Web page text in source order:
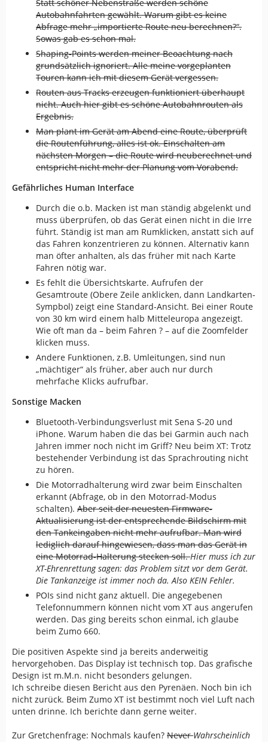
Statt schöner Nebenstraße werden schöne
Autobahnfahrten gewählt. Warum gibt es keine
Abfrage mehr „importierte Route neu berechnen?“.
Sowas gab es schon mal.
Shaping-Points werden meiner Beoachtung nach
grundsätzlich ignoriert. Alle meine vorgeplanten
Touren kann ich mit diesem Gerät vergessen.
Routen aus Tracks erzeugen funktioniert überhaupt
nicht. Auch hier gibt es schöne Autobahnrouten als
Ergebnis.
Man plant im Gerät am Abend eine Route, überprüft
die Routenführung, alles ist ok. Einschalten am
nächsten Morgen – die Route wird neuberechnet und
entspricht nicht mehr der Planung vom Vorabend.
Gefährliches Human Interface
Durch die o.b. Macken ist man ständig abgelenkt und
muss überprüfen, ob das Gerät einen nicht in die Irre
führt. Ständig ist man am Rumklicken, anstatt sich auf
das Fahren konzentrieren zu können. Alternativ kann
man öfter anhalten, als das früher mit nach Karte
Fahren nötig war.
Es fehlt die Übersichtskarte. Aufrufen der
Gesamtroute (Obere Zeile anklicken, dann Landkarten-
Sympbol) zeigt eine Standard-Ansicht. Bei einer Route
von 30 km wird einem halb Mitteleuropa angezeigt.
Wie oft man da – beim Fahren ? – auf die Zoomfelder
klicken muss.
Andere Funktionen, z.B. Umleitungen, sind nun
„mächtiger“ als früher, aber auch nur durch
mehrfache Klicks aufrufbar.
Sonstige Macken
Bluetooth-Verbindungsverlust mit Sena S-20 und
iPhone. Warum haben die das bei Garmin auch nach
Jahren immer noch nicht im Griff? Neu beim XT: Trotz
bestehender Verbindung ist das Sprachrouting nicht
zu hören.
Die Motorradhalterung wird zwar beim Einschalten
erkannt (Abfrage, ob in den Motorrad-Modus
schalten). Aber seit der neuesten Firmware-
Aktualisierung ist der entsprechende Bildschirm mit
den Tankeingaben nicht mehr aufrufbar. Man wird
lediglich darauf hingewiesen, dass man das Gerät in
eine Motorrad-Halterung stecken soll.Hier muss ich zur
XT-Ehrenrettung sagen: das Problem sitzt vor dem Gerät.
Die Tankanzeige ist immer noch da. Also KEIN Fehler.
POIs sind nicht ganz aktuell. Die angegebenen
Telefonnummern können nicht vom XT aus angerufen
werden. Das ging bereits schon einmal, ich glaube
beim Zumo 660.
Die positiven Aspekte sind ja bereits anderweitig
hervorgehoben. Das Display ist technisch top. Das grafische
Design ist m.M.n. nicht besonders gelungen.
Ich schreibe diesen Bericht aus den Pyrenäen. Noch bin ich
nicht zurück. Beim Zumo XT ist bestimmt noch viel Luft nach
unten drinne. Ich berichte dann gerne weiter.
Zur Gretchenfrage: Nochmals kaufen? NeverWahrscheinlich